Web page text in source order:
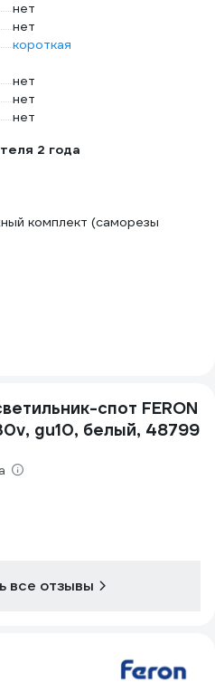
нет
нет
короткая
нет
нет
нет
2 года
комплект (саморезы
спот FERON
gu10, белый, 48799
все отзывы